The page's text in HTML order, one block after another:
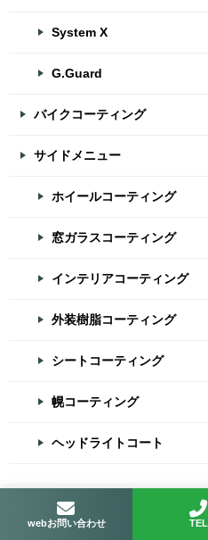
System X
G.Guard
バイクコーティング
サイドメニュー
ホイールコーティング
窓ガラスコーティング
インテリアコーティング
外装樹脂コーティング
シートコーティング
幌コーティング
ヘッドライトコート
コラム
webお問い合わせ TEL